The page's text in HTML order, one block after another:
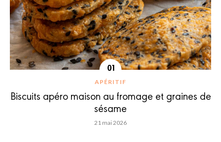
APÉRITIF
Biscuits apéro maison au fromage et graines de
sésame
21 mai 2026